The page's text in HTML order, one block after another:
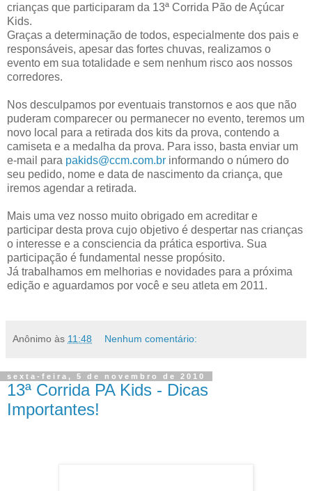
crianças que participaram da 13ª Corrida Pão de Açúcar
Kids.
Graças a determinação de todos, especialmente dos pais e
responsáveis, apesar das fortes chuvas, realizamos o
evento em sua totalidade e sem nenhum risco aos nossos
corredores.
Nos desculpamos por eventuais transtornos e aos que não
puderam comparecer ou permanecer no evento, teremos um
novo local para a retirada dos kits da prova, contendo a
camiseta e a medalha da prova. Para isso, basta enviar um
e-mail para pakids@ccm.com.br informando o número do
seu pedido, nome e data de nascimento da criança, que
iremos agendar a retirada.
Mais uma vez nosso muito obrigado em acreditar e
participar desta prova cujo objetivo é despertar nas crianças
o interesse e a consciencia da prática esportiva. Sua
participação é fundamental nesse propósito.
Já trabalhamos em melhorias e novidades para a próxima
edição e aguardamos por você e seu atleta em 2011.
Anônimo às 11:48 Nenhum comentário:
sexta-feira, 5 de novembro de 2010
13ª Corrida PA Kids - Dicas
Importantes!